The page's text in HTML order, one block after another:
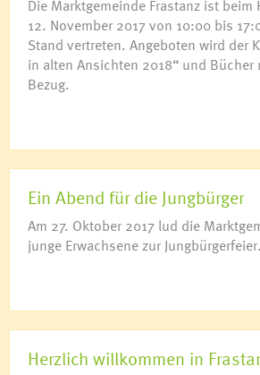
Die Marktgemeinde Frastanz ist beim
12. November 2017 von 10:00 bis
Stand vertreten. Angeboten wird der
in alten Ansichten 2018“ und Bücher
Bezug.
Ein Abend für die Jungbürger
Am 27. Oktober 2017 lud die
junge Erwachsene zur Jungbürgerfeier.
Herzlich willkommen in